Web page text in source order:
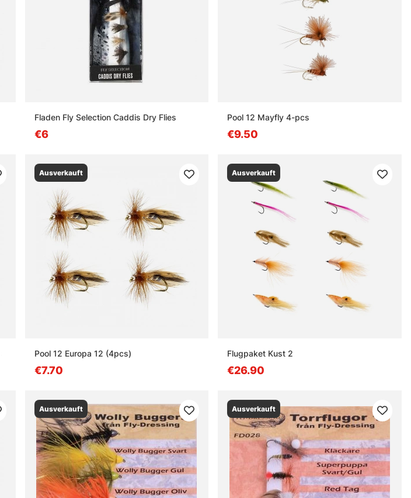
Fladen Fly Selection Caddis Dry Flies
€6
Pool 12 Mayfly 4-pcs
€9.50
Ausverkauft
Pool 12 Europa 12 (4pcs)
€7.70
Ausverkauft
Flugpaket Kust 2
€26.90
Ausverkauft Ausverkauft